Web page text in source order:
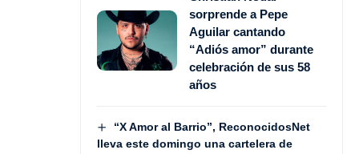
sorprende a Pepe
Aguilar cantando
“Adiós amor” durante
celebración de sus 58
años
“X Amor al Barrio”, ReconocidosNet
lleva este domingo una cartelera de